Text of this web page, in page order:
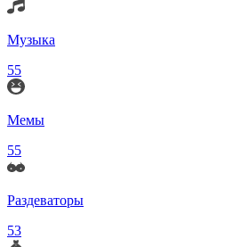
Музыка
55
Мемы
55
Раздеваторы
53